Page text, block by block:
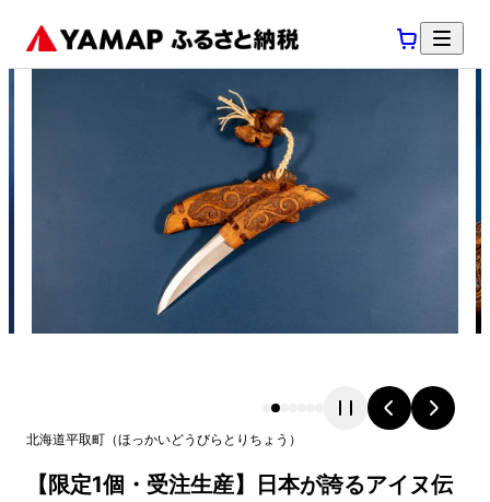
北海道平取町 （ほっかいどう びらとりちょう ）
【限定1個・受注生産】日本が誇るアイヌ伝